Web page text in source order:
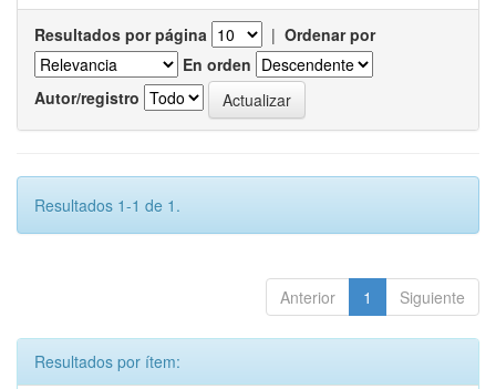
Resultados por página | Ordenar por
En orden
Autor/registro
Resultados 1-1 de 1.
Anterior 1 Siguiente
Resultados por ítem: